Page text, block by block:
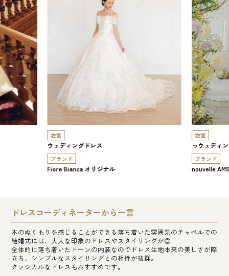
衣裳
ウェディングドレス
ブランド
Fiore Bianca オリジナル
衣裳
っウェディ
ブランド
nouvelle
ドレスコーディネーターから一言
木のぬくもりを感じることができる落ち着いた雰囲気のチャペルでの
結婚式には、大人な印象のドレスやスタイリングが◎
全体的に落ち着いたトーンの内装なのでドレス生地本来の美しさが際
立ち、シンプルなスタイリングとの相性が抜群。
クラシカルなドレスもおすすめです。